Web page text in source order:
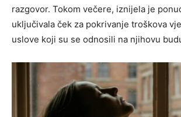
razgovor. Tokom večere, iznijela je
uključivala ček za pokrivanje troškova
uslove koji su se odnosili na njihovu